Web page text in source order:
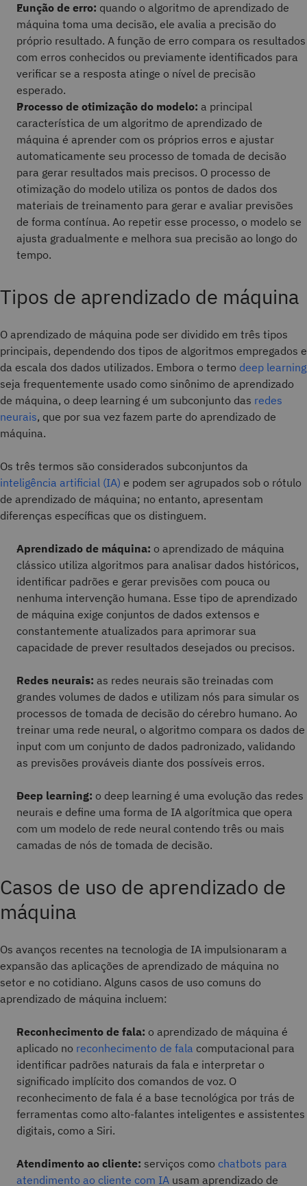
Função de erro: quando o algoritmo de aprendizado de
máquina toma uma decisão, ele avalia a precisão do
próprio resultado. A função de erro compara os resultados
com erros conhecidos ou previamente identificados para
verificar se a resposta atinge o nível de precisão
esperado.
Processo de otimização do modelo: a principal
característica de um algoritmo de aprendizado de
máquina é aprender com os próprios erros e ajustar
automaticamente seu processo de tomada de decisão
para gerar resultados mais precisos. O processo de
otimização do modelo utiliza os pontos de dados dos
materiais de treinamento para gerar e avaliar previsões
de forma contínua. Ao repetir esse processo, o modelo se
ajusta gradualmente e melhora sua precisão ao longo do
tempo.
Tipos de aprendizado de máquina
O aprendizado de máquina pode ser dividido em três tipos
principais, dependendo dos tipos de algoritmos empregados e
da escala dos dados utilizados. Embora o termo deep learning
seja frequentemente usado como sinônimo de aprendizado
de máquina, o deep learning é um subconjunto das redes
neurais, que por sua vez fazem parte do aprendizado de
máquina.
Os três termos são considerados subconjuntos da
inteligência artificial (IA) e podem ser agrupados sob o rótulo
de aprendizado de máquina; no entanto, apresentam
diferenças específicas que os distinguem.
Aprendizado de máquina: o aprendizado de máquina
clássico utiliza algoritmos para analisar dados históricos,
identificar padrões e gerar previsões com pouca ou
nenhuma intervenção humana. Esse tipo de aprendizado
de máquina exige conjuntos de dados extensos e
constantemente atualizados para aprimorar sua
capacidade de prever resultados desejados ou precisos.
Redes neurais: as redes neurais são treinadas com
grandes volumes de dados e utilizam nós para simular os
processos de tomada de decisão do cérebro humano. Ao
treinar uma rede neural, o algoritmo compara os dados de
input com um conjunto de dados padronizado, validando
as previsões prováveis diante dos possíveis erros.
Deep learning: o deep learning é uma evolução das redes
neurais e define uma forma de IA algorítmica que opera
com um modelo de rede neural contendo três ou mais
camadas de nós de tomada de decisão.
Casos de uso de aprendizado de
máquina
Os avanços recentes na tecnologia de IA impulsionaram a
expansão das aplicações de aprendizado de máquina no
setor e no cotidiano. Alguns casos de uso comuns do
aprendizado de máquina incluem:
Reconhecimento de fala: o aprendizado de máquina é
aplicado no reconhecimento de fala computacional para
identificar padrões naturais da fala e interpretar o
significado implícito dos comandos de voz. O
reconhecimento de fala é a base tecnológica por trás de
ferramentas como alto-falantes inteligentes e assistentes
digitais, como a Siri.
Atendimento ao cliente: serviços como chatbots para
atendimento ao cliente com IA usam aprendizado de